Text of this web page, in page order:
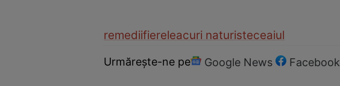
remediifiereleacuri naturisteceaiul
Urmărește-ne pe Google News Facebook